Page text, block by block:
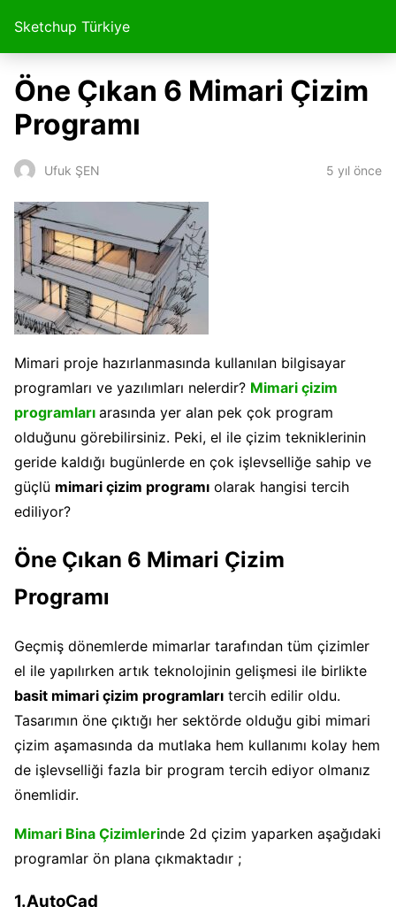
Sketchup Türkiye
Öne Çıkan 6 Mimari Çizim
Programı
Ufuk ŞEN 5 yıl önce
Mimari proje hazırlanmasında kullanılan bilgisayar
programları ve yazılımları nelerdir? Mimari çizim
programları arasında yer alan pek çok program
olduğunu görebilirsiniz. Peki, el ile çizim tekniklerinin
geride kaldığı bugünlerde en çok işlevselliğe sahip ve
güçlü mimari çizim programı olarak hangisi tercih
ediliyor?
Öne Çıkan 6 Mimari Çizim
Programı
Geçmiş dönemlerde mimarlar tarafından tüm çizimler
el ile yapılırken artık teknolojinin gelişmesi ile birlikte
basit mimari çizim programları tercih edilir oldu.
Tasarımın öne çıktığı her sektörde olduğu gibi mimari
çizim aşamasında da mutlaka hem kullanımı kolay hem
de işlevselliği fazla bir program tercih ediyor olmanız
önemlidir.
Mimari Bina Çizimlerinde 2d çizim yaparken aşağıdaki
programlar ön plana çıkmaktadır ;
1.AutoCad